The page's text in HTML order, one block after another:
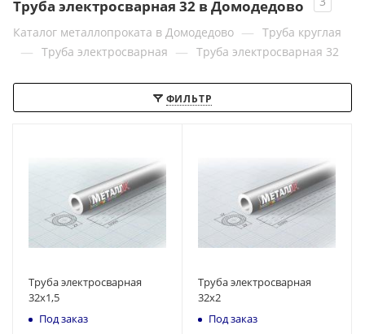
Труба электросварная 32 в Домодедово
Каталог металлопроката в Домодедово — Труба круглая
— Труба электросварная — Труба электросварная 32
ФИЛЬТР
Труба электросварная
32x1,5
Под заказ
Труба электросварная
32x2
Под заказ